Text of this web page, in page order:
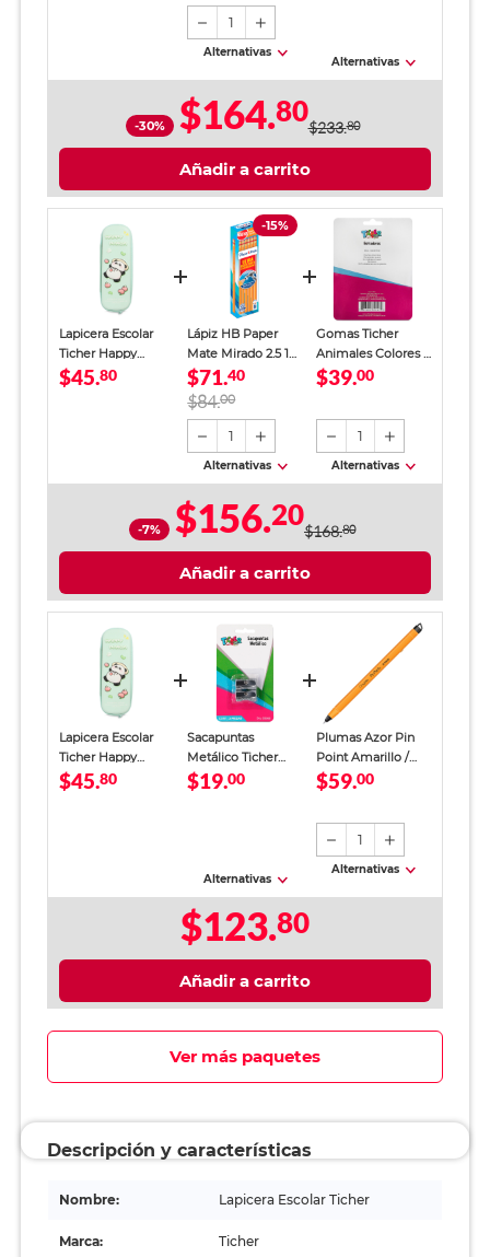
1
Alternativas
Alternativas
-30% $164.80$233.80
Añadir a carrito
Lapicera Escolar
Ticher Happy
Panda Verde Niña
$45.80
-15%
Lápiz HB Paper
Mate Mirado 2.5 12
piezas
$71.40
$84.00
1
Alternativas
Gomas Ticher
Animales Colores 4
piezas
$39.00
1
Alternativas
-7% $156.20$168.80
Añadir a carrito
Lapicera Escolar
Ticher Happy
Panda Verde Niña
$45.80
Sacapuntas
Metálico Ticher
Plata 2 piezas
$19.00
Alternativas
Plumas Azor Pin
Point Amarillo /
Punto fino / Tinta
$59.00
1
Alternativas
$123.80
Añadir a carrito
Ver más paquetes
Descripción y características
Nombre: Lapicera Escolar Ticher
Marca: Ticher